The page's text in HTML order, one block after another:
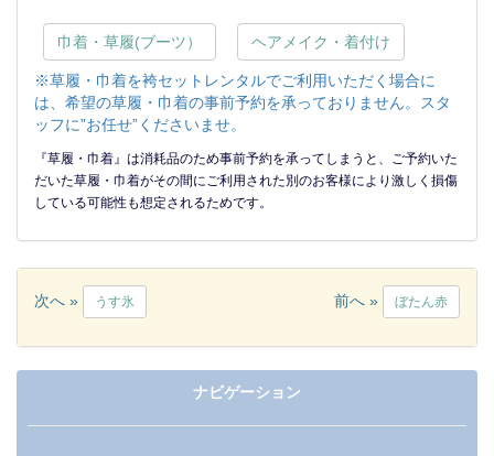
巾着・草履(ブーツ） ヘアメイク・着付け
※草履・巾着を袴セットレンタルでご利用いただく場合に
は、希望の草履・巾着の事前予約を承っておりません。スタ
ッフに”お任せ”くださいませ。
『草履・巾着』は消耗品のため事前予約を承ってしまうと、ご予約いた
だいた草履・巾着がその間にご利用された別のお客様により激しく損傷
している可能性も想定されるためです。
次へ » うす氷 前へ » ぼたん赤
ナビゲーション